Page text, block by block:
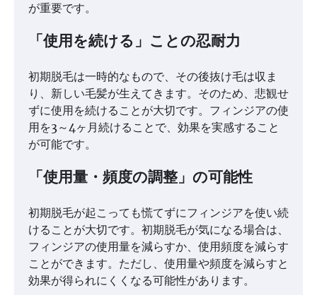
が重要です。
「使用を続ける」ことの忍耐力
初期脱毛は一時的なもので、その後抜け毛は収ま
り、新しい毛髪が生えてきます。そのため、悲観せ
ずに使用を続けることが大切です。フィンジアの使
用を3～4ヶ月続けることで、効果を実感すること
が可能です。
「使用量・頻度の調整」の可能性
初期脱毛が起こっても慌てずにフィンジアを使い続
けることが大切です。初期脱毛が気になる場合は、
フィンジアの使用量を減らすか、使用頻度を減らす
ことができます。ただし、使用量や頻度を減らすと
効果が得られにくくなる可能性があります。